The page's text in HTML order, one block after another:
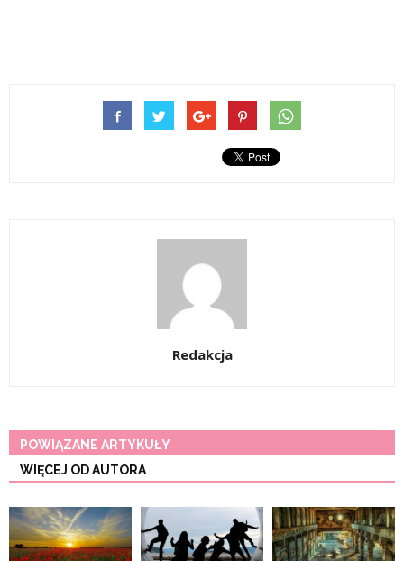
Redakcja
POWIĄZANE ARTYKUŁY
WIĘCEJ OD AUTORA